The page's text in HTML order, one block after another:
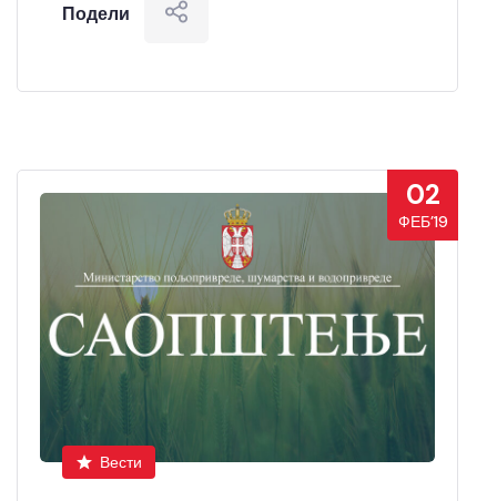
Подели
02
ФЕБ’19
Вести